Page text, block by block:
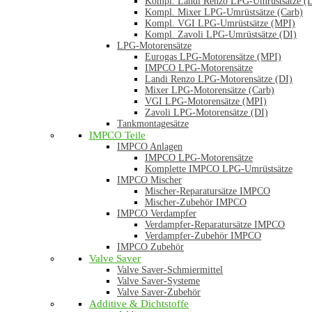
Kompl. Mixer LPG-Umrüstsätze (Carb)
Kompl. VGI LPG-Umrüstsätze (MPI)
Kompl. Zavoli LPG-Umrüstsätze (DI)
LPG-Motorensätze
Eurogas LPG-Motorensätze (MPI)
IMPCO LPG-Motorensätze
Landi Renzo LPG-Motorensätze (DI)
Mixer LPG-Motorensätze (Carb)
VGI LPG-Motorensätze (MPI)
Zavoli LPG-Motorensätze (DI)
Tankmontagesätze
IMPCO Teile
IMPCO Anlagen
IMPCO LPG-Motorensätze
Komplette IMPCO LPG-Umrüstsätze
IMPCO Mischer
Mischer-Reparatursätze IMPCO
Mischer-Zubehör IMPCO
IMPCO Verdampfer
Verdampfer-Reparatursätze IMPCO
Verdampfer-Zubehör IMPCO
IMPCO Zubehör
Valve Saver
Valve Saver-Schmiermittel
Valve Saver-Systeme
Valve Saver-Zubehör
Additive & Dichtstoffe